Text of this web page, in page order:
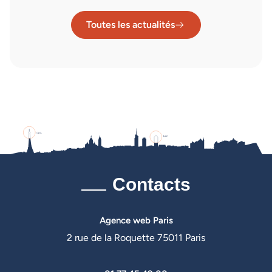
Toutes les actualités
Contacts
Agence web Paris
2 rue de la Roquette 75011 Paris